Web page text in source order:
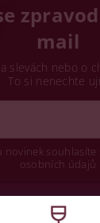
mail
slevách nebo o
To si nenechte
novinek
osobních údajů